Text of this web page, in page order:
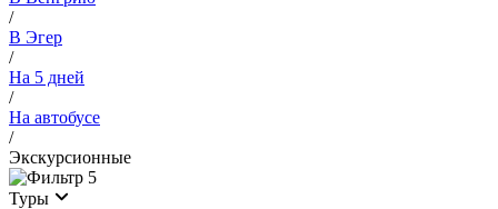
/
В Эгер
/
На 5 дней
/
На автобусе
/
Экскурсионные
5
Туры